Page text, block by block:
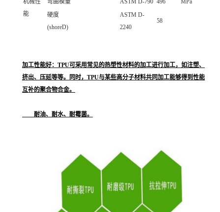
机械性
能
弯曲模量 ASTM D-790 496
MPa
硬度
(shoreD)
ASTM D-
2240
58
加工性能好：TPU可采用常见的热塑性材料的加工进行加工，如注塑、
挤出、压延等等。同时，TPU与某些高分子材料共同加工能够得到性能
互补的聚合物合金。
耐油、耐水、耐霉菌。